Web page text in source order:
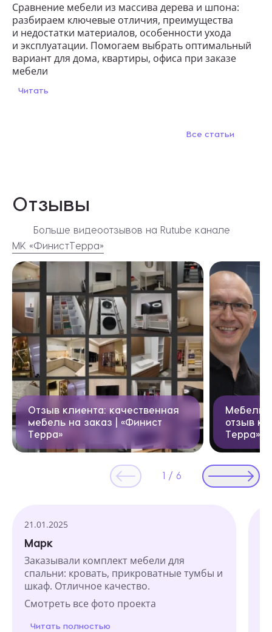
Сравнение мебели из массива дерева и шпона:
разбираем ключевые отличия, преимущества
и недостатки материалов, особенности ухода
и эксплуатации. Помогаем выбрать оптимальный
вариант для дома, квартиры, офиса при заказе
мебели
Читать
Все статьи
Отзывы
Больше видеоотзывов на Rutube канале
МК «ФинистТерра»
Видеоотзывы
Отзыв клиента: качественная
мебель на заказ | «Финист
Терра»
Мебель
отзыв
Терра»
1 / 6
21.01.2025
Марк
Заказывали комплект мебели для
спальни: кровать, прикроватные тумбы и
шкаф. Отличное качество.
Смотреть все фото проекта
Читать полностью